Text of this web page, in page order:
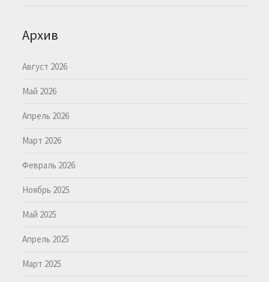
Архив
Август 2026
Май 2026
Апрель 2026
Март 2026
Февраль 2026
Ноябрь 2025
Май 2025
Апрель 2025
Март 2025